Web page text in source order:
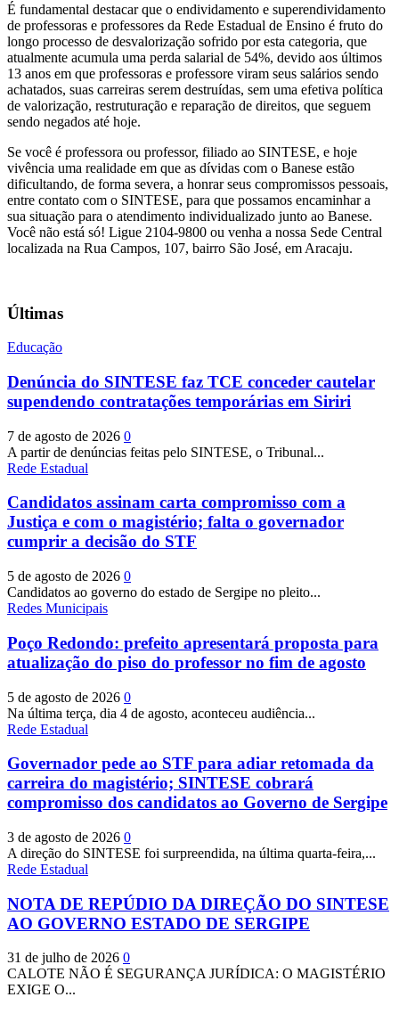
É fundamental destacar que o endividamento e superendividamento
de professoras e professores da Rede Estadual de Ensino é fruto do
longo processo de desvalorização sofrido por esta categoria, que
atualmente acumula uma perda salarial de 54%, devido aos últimos
13 anos em que professoras e professore viram seus salários sendo
achatados, suas carreiras serem destruídas, sem uma efetiva política
de valorização, restruturação e reparação de direitos, que seguem
sendo negados até hoje.
Se você é professora ou professor, filiado ao SINTESE, e hoje
vivência uma realidade em que as dívidas com o Banese estão
dificultando, de forma severa, a honrar seus compromissos pessoais,
entre contato com o SINTESE, para que possamos encaminhar a
sua situação para o atendimento individualizado junto ao Banese.
Você não está só! Ligue 2104-9800 ou venha a nossa Sede Central
localizada na Rua Campos, 107, bairro São José, em Aracaju.
Últimas
Educação
Denúncia do SINTESE faz TCE conceder cautelar
supendendo contratações temporárias em Siriri
7 de agosto de 2026 0
A partir de denúncias feitas pelo SINTESE, o Tribunal...
Rede Estadual
Candidatos assinam carta compromisso com a
Justiça e com o magistério; falta o governador
cumprir a decisão do STF
5 de agosto de 2026 0
Candidatos ao governo do estado de Sergipe no pleito...
Redes Municipais
Poço Redondo: prefeito apresentará proposta para
atualização do piso do professor no fim de agosto
5 de agosto de 2026 0
Na última terça, dia 4 de agosto, aconteceu audiência...
Rede Estadual
Governador pede ao STF para adiar retomada da
carreira do magistério; SINTESE cobrará
compromisso dos candidatos ao Governo de Sergipe
3 de agosto de 2026 0
A direção do SINTESE foi surpreendida, na última quarta-feira,...
Rede Estadual
NOTA DE REPÚDIO DA DIREÇÃO DO SINTESE
AO GOVERNO ESTADO DE SERGIPE
31 de julho de 2026 0
CALOTE NÃO É SEGURANÇA JURÍDICA: O MAGISTÉRIO
EXIGE O...